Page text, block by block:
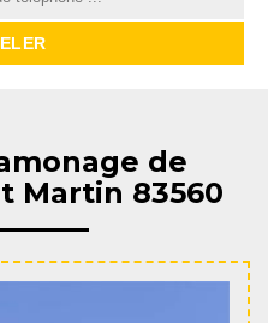
de
Martin 83560